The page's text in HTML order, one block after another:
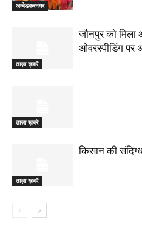
अम्बेडकरनगर
ताज़ा ख़बरें
जौनपुर को
ओवरस्पीडिंग पर
ताज़ा ख़बरें
ताज़ा ख़बरें
किसान की